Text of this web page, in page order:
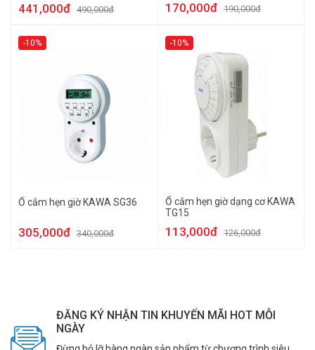
441,000đ 490,000đ 170,000đ 190,000đ
-10%
Ổ cắm hẹn giờ KAWA SG36
305,000đ 340,000đ
-10%
Ổ cắm hẹn giờ dạng cơ KAWA
TG15
113,000đ 126,000đ
ĐĂNG KÝ NHẬN TIN KHUYẾN MÃI HOT MỖI
NGÀY